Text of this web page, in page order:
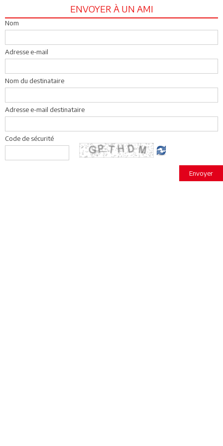
ENVOYER À UN AMI
Nom
Adresse e-mail
Nom du destinataire
Adresse e-mail destinataire
Code de sécurité
Envoyer